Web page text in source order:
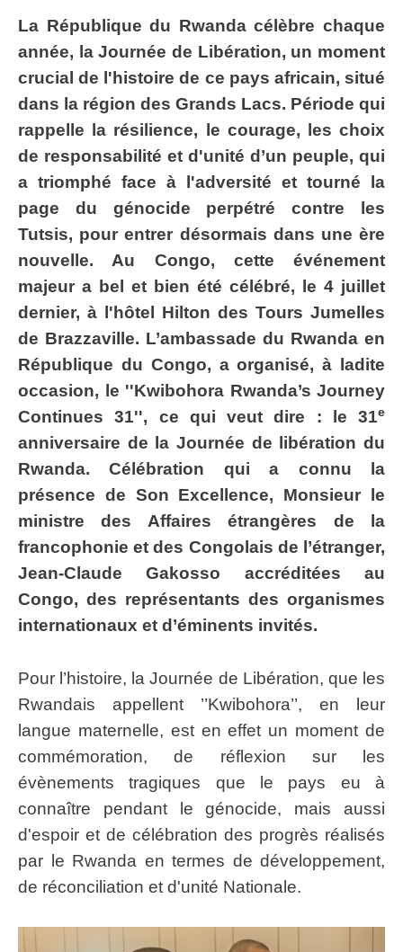
La République du Rwanda célèbre chaque
année, la Journée de Libération, un moment
crucial de l'histoire de ce pays africain, situé
dans la région des Grands Lacs. Période qui
rappelle la résilience, le courage, les choix
de responsabilité et d'unité d’un peuple, qui
a triomphé face à l'adversité et tourné la
page du génocide perpétré contre les
Tutsis, pour entrer désormais dans une ère
nouvelle. Au Congo, cette événement
majeur a bel et bien été célébré, le 4 juillet
dernier, à l'hôtel Hilton des Tours Jumelles
de Brazzaville. L’ambassade du Rwanda en
République du Congo, a organisé, à ladite
occasion, le ''Kwibohora Rwanda’s Journey
Continues 31'', ce qui veut dire : le 31e
anniversaire de la Journée de libération du
Rwanda. Célébration qui a connu la
présence de Son Excellence, Monsieur le
ministre des Affaires étrangères de la
francophonie et des Congolais de l’étranger,
Jean-Claude Gakosso accréditées au
Congo, des représentants des organismes
internationaux et d’éminents invités.
Pour l’histoire, la Journée de Libération, que les
Rwandais appellent ’’Kwibohora’’, en leur
langue maternelle, est en effet un moment de
commémoration, de réflexion sur les
évènements tragiques que le pays eu à
connaître pendant le génocide, mais aussi
d'espoir et de célébration des progrès réalisés
par le Rwanda en termes de développement,
de réconciliation et d'unité Nationale.